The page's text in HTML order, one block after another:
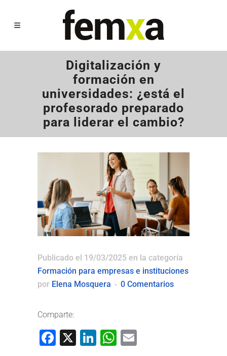
Digitalización y
formación en
universidades: ¿está el
profesorado preparado
para liderar el cambio?
Publicado el 19/03/2025 en la categoría
Formación para empresas e instituciones
por Elena Mosquera 0 Comentarios
Comparte:
Facebook
X LinkedIn
WhatsApp